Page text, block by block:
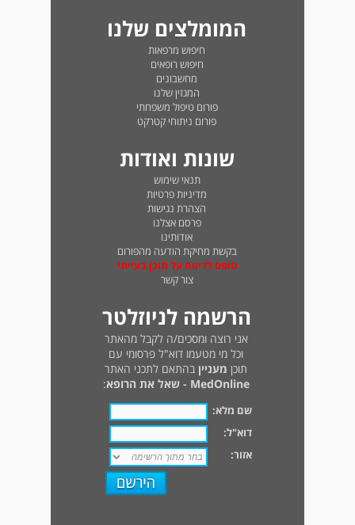
המומלצים שלנו
חיפוש מרפאות
חיפוש רופאים
מחשבונים
המגזין שלנו
פורום טיפול משפחתי
פורום ניתוחי קטרקט
שונות ואודות
תנאי שימוש
מדיניות פרטיות
הצהרת נגישות
פרסם אצלנו
אודותינו
בקשת מחיקת הודעה מהפורום
טופס לדיווח על תוכן בעייתי
צור קשר
הרשמה לניוזלטר
אני רוצה ומסכים/ה לקבל מהאתר
וכל מי מטעמו דוא"ל פרסומי עם
תוכן מעניין בהתאם לתכני האתר
MedOnline - שאל את הרופא
:
שם מלא:
דוא"ל:
אזור: